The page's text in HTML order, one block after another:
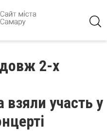
2-х
участь у